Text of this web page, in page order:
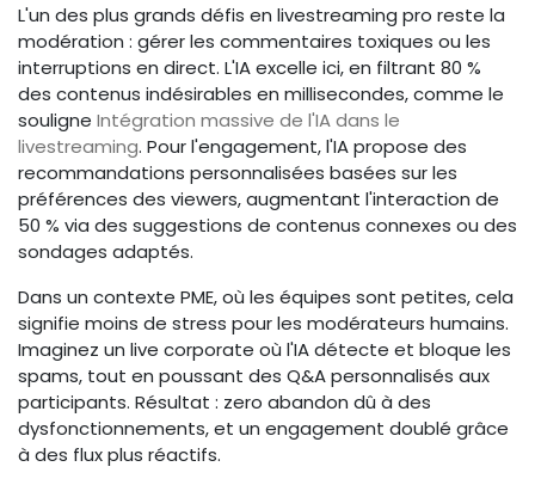
L'un des plus grands défis en livestreaming pro reste la
modération : gérer les commentaires toxiques ou les
interruptions en direct. L'IA excelle ici, en filtrant 80 %
des contenus indésirables en millisecondes, comme le
souligne Intégration massive de l'IA dans le
livestreaming. Pour l'engagement, l'IA propose des
recommandations personnalisées basées sur les
préférences des viewers, augmentant l'interaction de
50 % via des suggestions de contenus connexes ou des
sondages adaptés.
Dans un contexte PME, où les équipes sont petites, cela
signifie moins de stress pour les modérateurs humains.
Imaginez un live corporate où l'IA détecte et bloque les
spams, tout en poussant des Q&A personnalisés aux
participants. Résultat : zero abandon dû à des
dysfonctionnements, et un engagement doublé grâce
à des flux plus réactifs.